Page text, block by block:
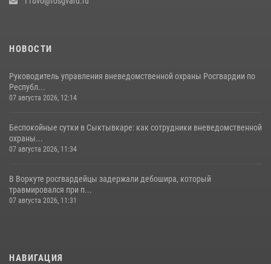
НОВОСТИ
Руководитель управления вневедомственной охраны Росгвардии по
Республ...
07 августа 2026, 12:14
Беспокойные сутки в Сыктывкаре: как сотрудники вневедомственной
охраны...
07 августа 2026, 11:34
В Воркуте росгвардейцы задержали дебошира, который
травмировался при п...
07 августа 2026, 11:31
НАВИГАЦИЯ